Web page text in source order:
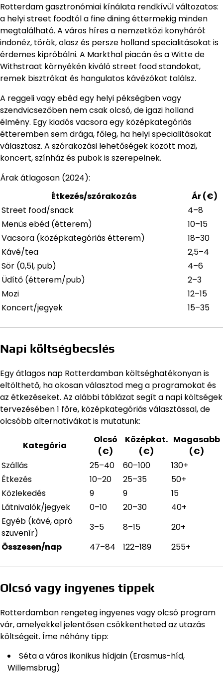
Rotterdam gasztronómiai kínálata rendkívül változatos:
a helyi street foodtól a fine dining éttermekig minden
megtalálható. A város híres a nemzetközi konyháról:
indonéz, török, olasz és persze holland specialitásokat is
érdemes kipróbálni. A Markthal piacán és a Witte de
Withstraat környékén kiváló street food standokat,
remek bisztrókat és hangulatos kávézókat találsz.
A reggeli vagy ebéd egy helyi pékségben vagy
szendvicsezőben nem csak olcsó, de igazi holland
élmény. Egy kiadós vacsora egy középkategóriás
étteremben sem drága, főleg, ha helyi specialitásokat
választasz. A szórakozási lehetőségek között mozi,
koncert, színház és pubok is szerepelnek.
Árak átlagosan (2024):
Étkezés/szórakozás
Ár (€)
Street food/snack
4–8
Menüs ebéd (étterem)
10–15
Vacsora (középkategóriás étterem)
18–30
Kávé/tea
2,5–4
Sör (0,5l, pub)
4–6
Üdítő (étterem/pub)
2–3
Mozi
12–15
Koncert/jegyek
15–35
Napi költségbecslés
Egy átlagos nap Rotterdamban költséghatékonyan is
eltölthető, ha okosan választod meg a programokat és
az étkezéseket. Az alábbi táblázat segít a napi költségek
tervezésében 1 főre, középkategóriás választással, de
olcsóbb alternatívákat is mutatunk:
Kategória
Olcsó
(€)
Középkat.
(€)
Magasabb
(€)
Szállás
25–40 60–100
130+
Étkezés
10–20 25–35
50+
Közlekedés
9 9
15
Látnivalók/jegyek
0–10 20–30
40+
Egyéb (kávé, apró
szuvenír)
3–5 8–15
20+
Összesen/nap
47–84 122–189 255+
Olcsó vagy ingyenes tippek
Rotterdamban rengeteg ingyenes vagy olcsó program
vár, amelyekkel jelentősen csökkentheted az utazás
költségeit. Íme néhány tipp:
Séta a város ikonikus hídjain (Erasmus-híd,
Willemsbrug)